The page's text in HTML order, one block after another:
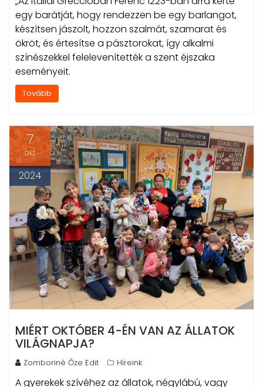
egy barátját, hogy rendezzen be egy barlangot,
készítsen jászolt, hozzon szalmát, szamarat és
ökröt, és értesítse a pásztorokat, így alkalmi
színészekkel felelevenítették a szent éjszaka
eseményeit.
Tovább
7
okt
2024
MIÉRT OKTÓBER 4-ÉN VAN AZ ÁLLATOK
VILÁGNAPJA?
Zomboriné Őze Edit Híreink
A gyerekek szívéhez az állatok, négylábú, vagy